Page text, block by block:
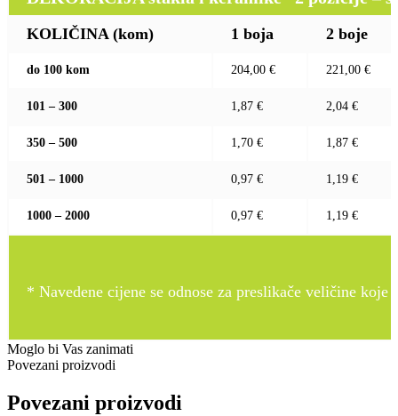
KOLIČINA (kom) 1 boja 2 boje
do 100 kom 204,00 € 221,00 €
101 – 300 1,87 € 2,04 €
350 – 500 1,70 € 1,87 €
501 – 1000 0,97 € 1,19 €
1000 – 2000 0,97 € 1,19 €
* Navedene cijene se odnose za preslikače veličine
Moglo bi Vas zanimati
Povezani proizvodi
Povezani proizvodi